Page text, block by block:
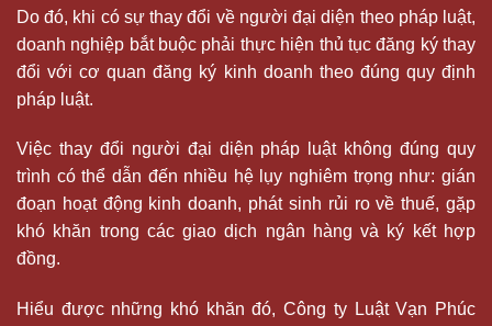
Do đó, khi có sự thay đổi về người đại diện theo pháp luật,
doanh nghiệp bắt buộc phải thực hiện thủ tục đăng ký thay
đổi với cơ quan đăng ký kinh doanh theo đúng quy định
pháp luật.
Việc thay đổi người đại diện pháp luật không đúng quy
trình có thể dẫn đến nhiều hệ lụy nghiêm trọng như: gián
đoạn hoạt động kinh doanh, phát sinh rủi ro về thuế, gặp
khó khăn trong các giao dịch ngân hàng và ký kết hợp
đồng.
Hiểu được những khó khăn đó, Công ty Luật Vạn Phúc